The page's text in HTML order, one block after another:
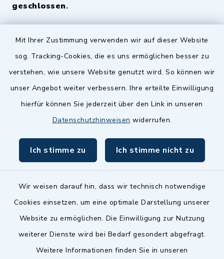
Mit Ihrer Zustimmung verwenden wir auf dieser Website
sog. Tracking-Cookies, die es uns ermöglichen besser zu
verstehen, wie unsere Website genutzt wird. So können wir
unser Angebot weiter verbessern. Ihre erteilte Einwilligung
hierfür können Sie jederzeit über den Link in unseren
Datenschutzhinweisen widerrufen.
Ich stimme zu Ich stimme nicht zu
Wir weisen darauf hin, dass wir technisch notwendige
Cookies einsetzen, um eine optimale Darstellung unserer
Website zu ermöglichen. Die Einwilligung zur Nutzung
weiterer Dienste wird bei Bedarf gesondert abgefragt.
Weitere Informationen finden Sie in unseren
geschlossen.
Quicklinks
Zenngrund Allianz
Dillenberggruppe
inixmedia GmbH
Barrierefreiheit